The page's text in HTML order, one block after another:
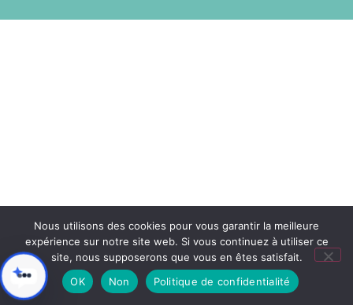
Nous utilisons des cookies pour vous garantir la meilleure
expérience sur notre site web. Si vous continuez à utiliser ce
site, nous supposerons que vous en êtes satisfait.
OK
Non Politique de confidentialité